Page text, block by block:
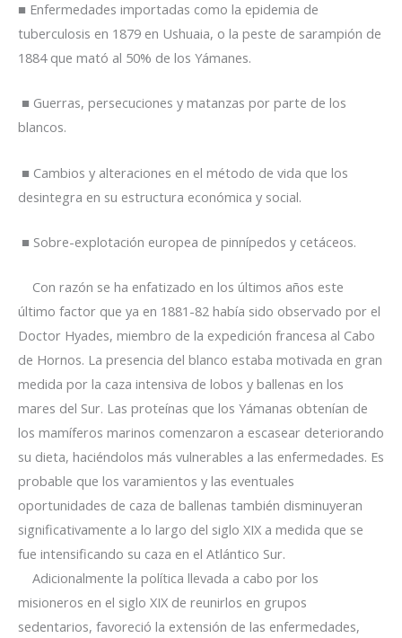
■ Enfermedades importadas como la epidemia de
tuberculosis en 1879 en Ushuaia, o la peste de sarampión de
1884 que mató al 50% de los Yámanes.
■ Guerras, persecuciones y matanzas por parte de los
blancos.
■ Cambios y alteraciones en el método de vida que los
desintegra en su estructura económica y social.
■ Sobre-explotación europea de pinnípedos y cetáceos.
Con razón se ha enfatizado en los últimos años este
último factor que ya en 1881-82 había sido observado por el
Doctor Hyades, miembro de la expedición francesa al Cabo
de Hornos. La presencia del blanco estaba motivada en gran
medida por la caza intensiva de lobos y ballenas en los
mares del Sur. Las proteínas que los Yámanas obtenían de
los mamíferos marinos comenzaron a escasear deteriorando
su dieta, haciéndolos más vulnerables a las enfermedades. Es
probable que los varamientos y las eventuales
oportunidades de caza de ballenas también disminuyeran
significativamente a lo largo del siglo XIX a medida que se
fue intensificando su caza en el Atlántico Sur.
Adicionalmente la política llevada a cabo por los
misioneros en el siglo XIX de reunirlos en grupos
sedentarios, favoreció la extensión de las enfermedades,